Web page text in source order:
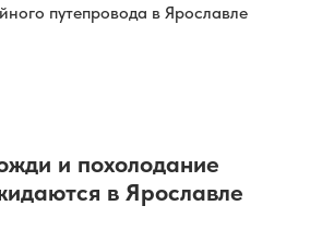
путепровода в Ярославле
и похолодание
в Ярославле